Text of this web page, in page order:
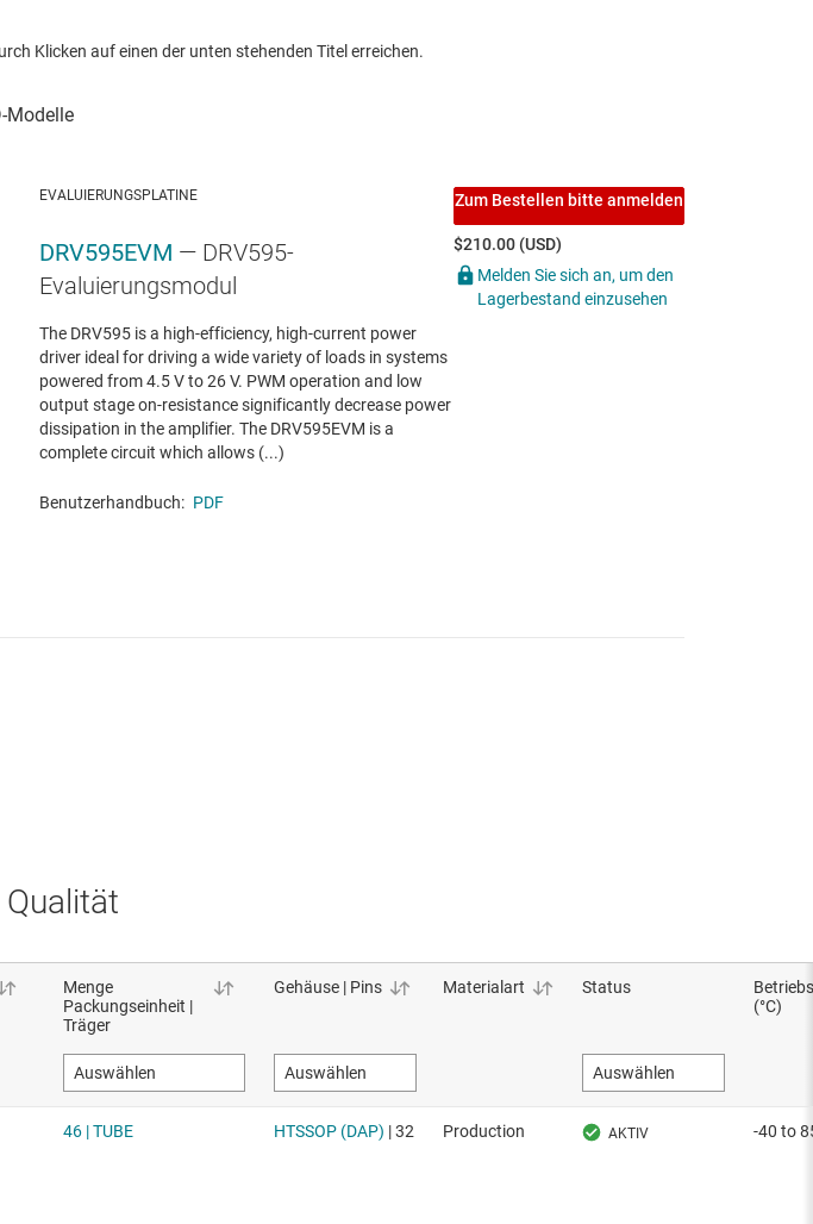
Klicken auf einen der unten stehenden Titel erreichen.
EVALUIERUNGSPLATINE
DRV595EVM — DRV595-
Evaluierungsmodul
The DRV595 is a high-efficiency, high-current power
driver ideal for driving a wide variety of loads in systems
powered from 4.5 V to 26 V. PWM operation and low
output stage on-resistance significantly decrease power
dissipation in the amplifier. The DRV595EVM is a
complete circuit which allows (...)
Benutzerhandbuch: PDF
Zum Bestellen bitte anmelden
$210.00 (USD)
Melden Sie sich an, um den
Lagerbestand einzusehen
Qualität